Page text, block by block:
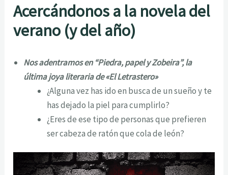
Acercándonos a la novela del
verano (y del año)
Nos adentramos en “Piedra, papel y Zobeira”, la
última joya literaria de «El Letrastero»
¿Alguna vez has ido en busca de un sueño y te
has dejado la piel para cumplirlo?
¿Eres de ese tipo de personas que prefieren
ser cabeza de ratón que cola de león?